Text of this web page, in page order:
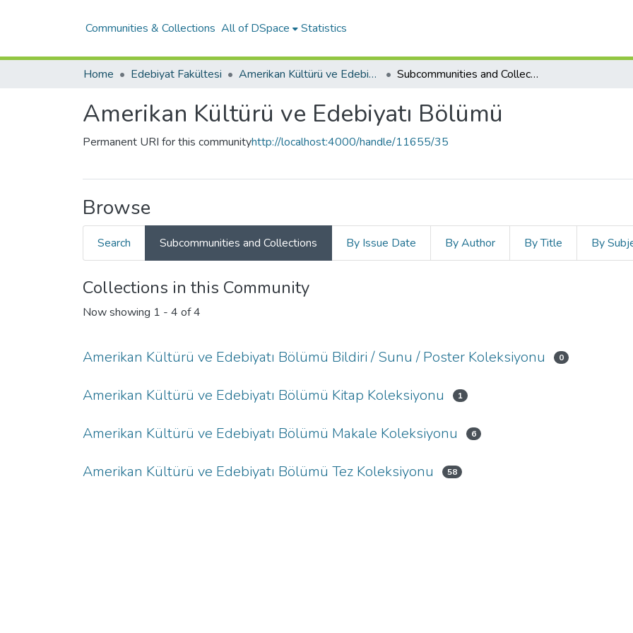
Communities & Collections All of DSpace Statistics
Home Edebiyat Fakültesi Amerikan Kültürü ve Edebiyatı Bölümü Subcommunities and Collections
Amerikan Kültürü ve Edebiyatı Bölümü
Permanent URI for this communityhttp://localhost:4000/handle/11655/35
Browse
Search Subcommunities and Collections By Issue Date By Author By Title By
Collections in this Community
Now showing 1 - 4 of 4
Amerikan Kültürü ve Edebiyatı Bölümü Bildiri / Sunu / Poster Koleksiyonu 0
Amerikan Kültürü ve Edebiyatı Bölümü Kitap Koleksiyonu 1
Amerikan Kültürü ve Edebiyatı Bölümü Makale Koleksiyonu 6
Amerikan Kültürü ve Edebiyatı Bölümü Tez Koleksiyonu 58